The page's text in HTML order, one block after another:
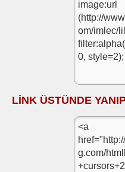
LİNK ÜSTÜNDE